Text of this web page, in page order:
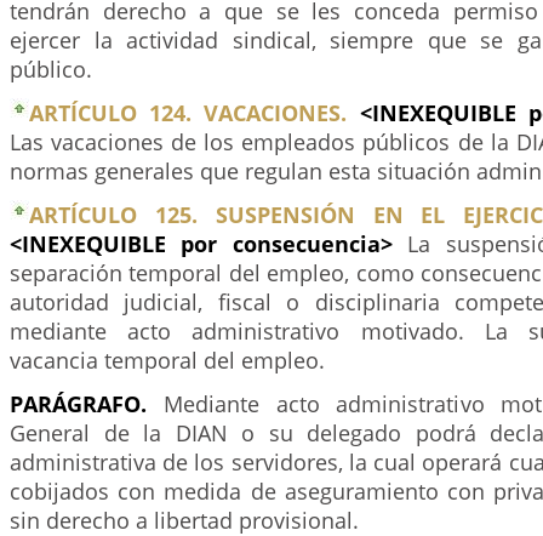
tendrán derecho a que se les conceda
ejercer la actividad sindical, siempre que se
público.
ARTÍCULO 124. VACACIONES. <INEXEQUIBLE
Las vacaciones de los empleados públicos de la
normas generales que regulan esta situación
ARTÍCULO 125. SUSPENSIÓN EN EL
<INEXEQUIBLE por consecuencia> La
separación temporal del empleo, como
autoridad judicial, fiscal o disciplinaria
mediante acto administrativo motivado. La
vacancia temporal del empleo.
PARÁGRAFO. Mediante acto administrativo
General de la DIAN o su delegado podrá
administrativa de los servidores, la cual operará
cobijados con medida de aseguramiento con
sin derecho a libertad provisional.